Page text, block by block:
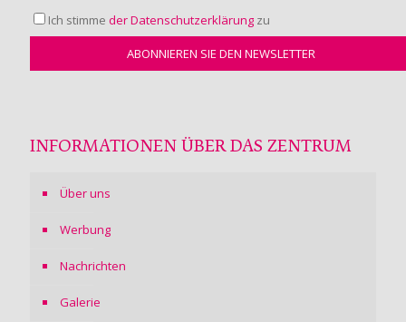
Ich stimme der Datenschutzerklärung zu
INFORMATIONEN ÜBER DAS ZENTRUM
Über uns
Werbung
Nachrichten
Galerie